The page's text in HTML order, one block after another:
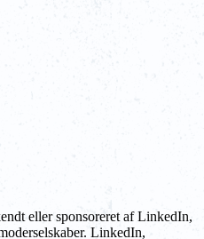
eller sponsoreret af LinkedIn,
LinkedIn,